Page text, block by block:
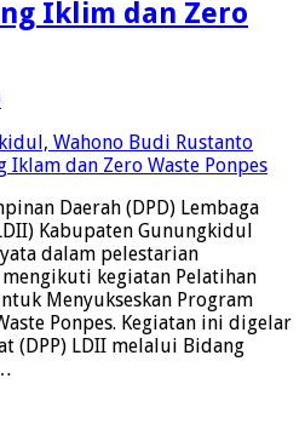
Iklim dan Zero
Daerah (DPD) Lembaga
Kabupaten Gunungkidul
dalam pelestarian
kegiatan Pelatihan
Menyukseskan Program
Ponpes. Kegiatan ini digelar
(DPP) LDII melalui Bidang